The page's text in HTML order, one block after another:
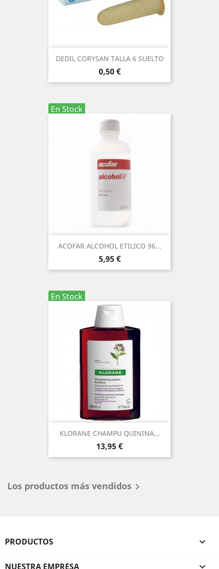
DEDIL CORYSAN TALLA 6 SUELTO
Precio
0,50 €
En Stock
ACOFAR ALCOHOL ETILICO 96...
Precio
5,95 €
En Stock
KLORANE CHAMPU QUININA...
Precio
13,95 €
Los productos más vendidos 
PRODUCTOS 
NUESTRA EMPRESA